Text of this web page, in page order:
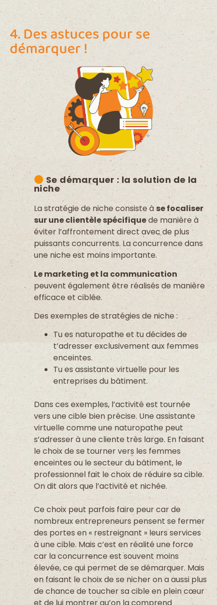
4. Des astuces pour se
démarquer !
Se démarquer : la solution de la
niche
La stratégie de niche consiste à se focaliser
sur une clientèle spécifiquede manière à
éviter l’affrontement direct avec de plus
puissants concurrents. La concurrence dans
une niche est moins importante.
Le marketing et la communication
peuvent également être réalisés de manière
efficace et ciblée.
Des exemples de stratégies de niche :
Tu es naturopathe et tu décides de
t’adresser exclusivement aux femmes
enceintes.
Tu es assistante virtuelle pour les
entreprises du bâtiment.
Dans ces exemples, l’activité est tournée
vers une cible bien précise. Une assistante
virtuelle comme une naturopathe peut
s’adresser à une cliente très large. En faisant
le choix de se tourner vers les femmes
enceintes ou le secteur du bâtiment, le
professionnel fait le choix de réduire sa cible.
On dit alors que l’activité et nichée.
Ce choix peut parfois faire peur car de
nombreux entrepreneurs pensent se fermer
des portes en « restreignant » leurs services
à une cible. Mais c’est en réalité une force
car la concurrence est souvent moins
élevée, ce qui permet de se démarquer. Mais
en faisant le choix de se nicher on a aussi plus
de chance de toucher sa cible en plein cœur